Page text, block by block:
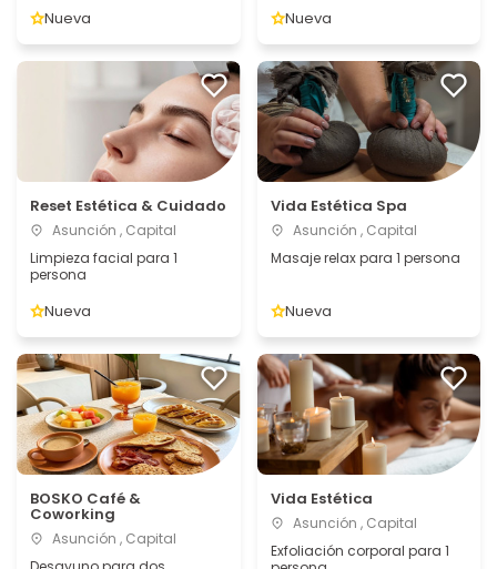
Nueva Nueva
Reset Estética & Cuidado
Asunción , Capital
Limpieza facial para 1
persona
Nueva
Vida Estética Spa
Asunción , Capital
Masaje relax para 1 persona
Nueva
BOSKO Café &
Coworking
Asunción , Capital
Vida Estética
Asunción , Capital
Exfoliación corporal para 1